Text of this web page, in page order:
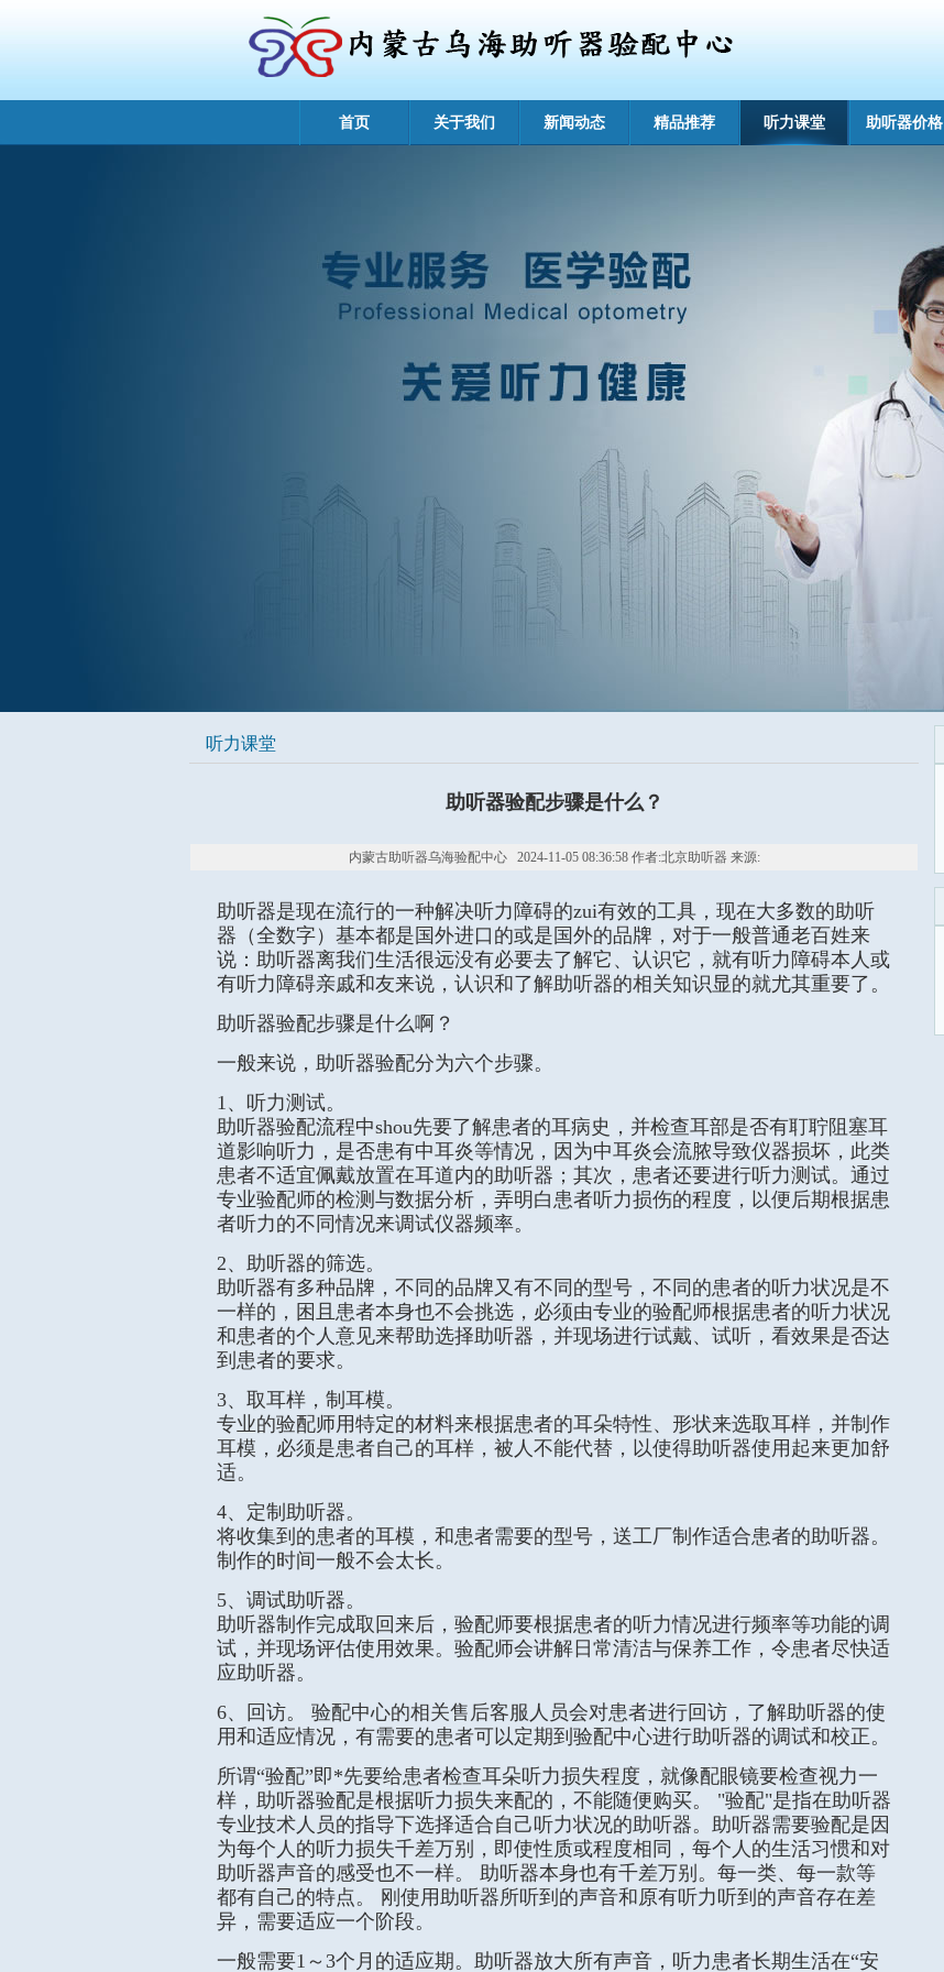
首页 关于我们 新闻动态 精品推荐 听力课堂 助听器价格
听力课堂
助听器验配步骤是什么？
内蒙古助听器乌海验配中心 2024-11-05 08:36:58 作者:北京助听器 来源:
助听器是现在流行的一种解决听力障碍的zui有效的工具，现在大多数的助听
器（全数字）基本都是国外进口的或是国外的品牌，对于一般普通老百姓来
说：助听器离我们生活很远没有必要去了解它、认识它，就有听力障碍本人或
有听力障碍亲戚和友来说，认识和了解助听器的相关知识显的就尤其重要了。
助听器验配步骤是什么啊？
一般来说，助听器验配分为六个步骤。
1、听力测试。
助听器验配流程中shou先要了解患者的耳病史，并检查耳部是否有耵聍阻塞耳
道影响听力，是否患有中耳炎等情况，因为中耳炎会流脓导致仪器损坏，此类
患者不适宜佩戴放置在耳道内的助听器；其次，患者还要进行听力测试。通过
专业验配师的检测与数据分析，弄明白患者听力损伤的程度，以便后期根据患
者听力的不同情况来调试仪器频率。
2、助听器的筛选。
助听器有多种品牌，不同的品牌又有不同的型号，不同的患者的听力状况是不
一样的，困且患者本身也不会挑选，必须由专业的验配师根据患者的听力状况
和患者的个人意见来帮助选择助听器，并现场进行试戴、试听，看效果是否达
到患者的要求。
3、取耳样，制耳模。
专业的验配师用特定的材料来根据患者的耳朵特性、形状来选取耳样，并制作
耳模，必须是患者自己的耳样，被人不能代替，以使得助听器使用起来更加舒
适。
4、定制助听器。
将收集到的患者的耳模，和患者需要的型号，送工厂制作适合患者的助听器。
制作的时间一般不会太长。
5、调试助听器。
助听器制作完成取回来后，验配师要根据患者的听力情况进行频率等功能的调
试，并现场评估使用效果。验配师会讲解日常清洁与保养工作，令患者尽快适
应助听器。
6、回访。 验配中心的相关售后客服人员会对患者进行回访，了解助听器的使
用和适应情况，有需要的患者可以定期到验配中心进行助听器的调试和校正。
所谓“验配”即*先要给患者检查耳朵听力损失程度，就像配眼镜要检查视力一
样，助听器验配是根据听力损失来配的，不能随便购买。 "验配"是指在助听器
专业技术人员的指导下选择适合自己听力状况的助听器。助听器需要验配是因
为每个人的听力损失千差万别，即使性质或程度相同，每个人的生活习惯和对
助听器声音的感受也不一样。 助听器本身也有千差万别。每一类、每一款等
都有自己的特点。 刚使用助听器所听到的声音和原有听力听到的声音存在差
异，需要适应一个阶段。
一般需要1～3个月的适应期。助听器放大所有声音，听力患者长期生活在“安